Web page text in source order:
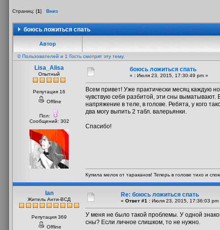
Страниц: [1] Вниз
боюсь ложиться спать
Автор
0 Пользователей и 1 Гость смотрят эту тему.
Lisa_Alisa
Опытный
Репутация 16
Offline
Пол:
Сообщений: 302
боюсь ложиться спать
« : Июля 23, 2015, 17:30:49 pm »
Всем привет! Уже практически месяц каждую
чувствую себя разбитой, эти сны выматывают.
напряжение в теле, в голове. Ребята, у кого
два могу выпить 2 табл. валерьянки.
Спасибо!
Купила мелок от тараканов! Теперь в голове тихо и
Ian
Житель Анти-ВСД
Репутация 369
Offline
Re: боюсь ложиться спать
« Ответ #1 : Июля 23, 2015, 17:36:03 pm
У меня не было такой проблемы. У одной
сны? Если личное слишком, то не нужно.